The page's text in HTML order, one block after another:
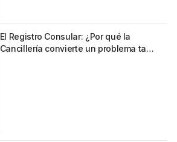
El Registro Consular: ¿Por qué la
Cancillería convierte un problema ta…